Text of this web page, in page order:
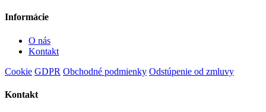
Informácie
O nás
Kontakt
Cookie GDPR Obchodné podmienky Odstúpenie od zmluvy
Kontakt